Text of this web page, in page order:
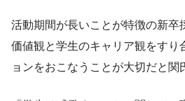
活動期間が長いことが特徴の新卒
価値観と学生のキャリア観をすり
ョンをおこなうことが大切だと関